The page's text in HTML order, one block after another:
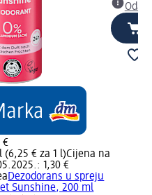
€
(6,25 € za 1 l)Cijena na
1,30 €
Dezodorans u spreju
Sunshine, 200 ml